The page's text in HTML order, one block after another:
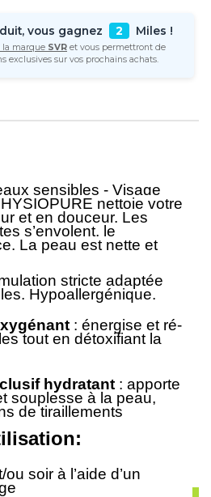
vous gagnez 2 Miles !
la marque SVR et vous permettront de
exclusives sur vos prochains achats.
sensibles - Visage
nettoie votre
et en douceur. Les
s’envolent, le
La peau est nette et
stricte adaptée
Hypoallergénique.
: énergise et ré-
tout en détoxifiant la
hydratant : apporte
souplesse à la peau,
de tiraillements
soir à l’aide d’un